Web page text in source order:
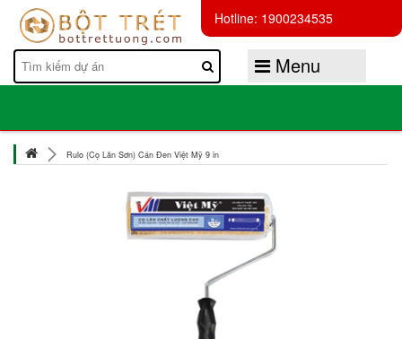
Hotline: 1900234535
Menu
Rulo (Cọ Lăn Sơn) Cán Đen Việt Mỹ 9 in